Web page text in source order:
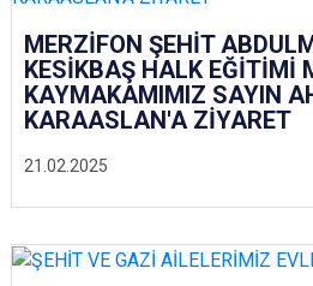
21.02.2025
MERZİFON ŞEHİT
KESİKBAŞ HALK EĞİTİMİ
KAYMAKAMIMIZ SAYIN
KARAASLAN'A ZİYARET